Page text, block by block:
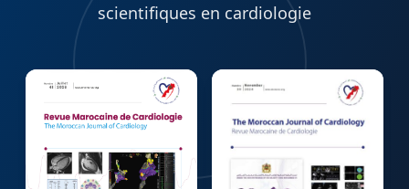
scientifiques en cardiologie